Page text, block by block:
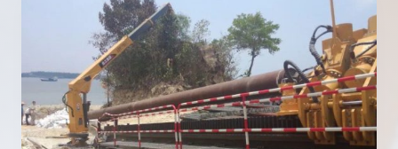
V
A
D
O
R
A
L
I